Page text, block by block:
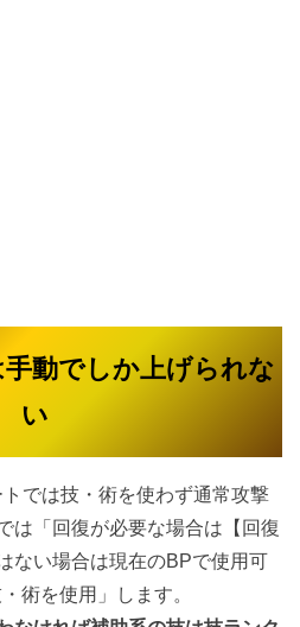
動でしか上げられな
い
では技・術を使わず通常攻撃
は「回復が必要な場合は【回復
ない場合は現在のBPで使用可
術を使用」します。